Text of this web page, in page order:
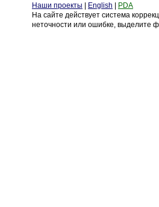
Наши проекты English
PDA
На сайте действует система
неточности или ошибке, выделите